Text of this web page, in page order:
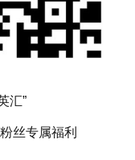
汇”
丝专属福利